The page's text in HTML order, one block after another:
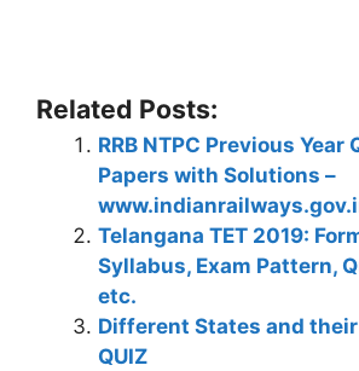
Related Posts:
RRB NTPC Previous Year
Papers with Solutions –
Telangana TET 2019:
Syllabus, Exam Pattern,
etc.
Different States and their
QUIZ